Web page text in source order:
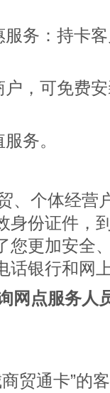
服务：持卡
户，可免费
务。
、个体经营
身份证件，
您更加安全
话银行和网
网点服务人
贸通卡”的